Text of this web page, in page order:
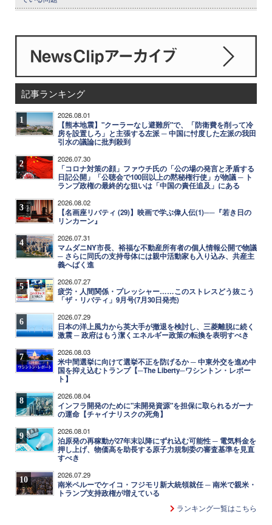
記事ランキング
1 2026.08.01
【熊本地震】"クーラーなし避難所"で、「防衛費を削って冷
房を設置しろ」と主張する左派 ─ 中国に忖度した左派の我田
引水の議論に批判殺到
2 2026.07.30
「コロナ対策の顔」ファウチ氏の「公の場の発言と矛盾する
日記公開」「公聴会で100回以上の黙秘権行使」が物議 ─ ト
ランプ政権の最終的な狙いは「中国の責任追及」にある
3 2026.08.02
【名画座リバティ (29)】映画で学ぶ偉人伝(1)──『若き日の
リンカーン』
4 2026.07.31
マムダニNY市長、裕福な不動産所有者の個人情報公開で物議
─ さらに同氏の支持母体には親中活動家も入り込み、共産主
義へばく進
5 2026.07.27
疲労・人間関係・プレッシャー……このストレスどう抜こう
「ザ・リバティ」9月号(7月30日発売)
6 2026.07.29
日本の洋上風力から英大手が撤退を検討し、三菱離脱に続く
激震 ─ 政府はもう潔くエネルギー政策の転換を表明すべき
7 2026.08.03
米中間選挙に向けて選挙不正を防げるか ─ 中東外交を進め中
国を抑え込むトランプ【─The Liberty─ワシントン・レポー
ト】
8 2026.08.04
インフラ開発のために"未開発資源"を担保に取られるガーナ
の運命【チャイナリスクの死角】
9 2026.08.01
泊原発の再稼動が27年末以降にずれ込む可能性 ─ 電気料金を
押し上げ、物価高を助長する原子力規制委の審査基準を見直
すべき
10 2026.07.29
南米ペルーでケイコ・フジモリ新大統領就任 ─ 南米で親米・
トランプ支持政権が増えている
ランキング一覧はこちら